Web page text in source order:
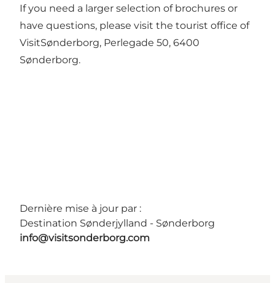
If you need a larger selection of brochures or
have questions, please visit the tourist office of
VisitSønderborg, Perlegade 50, 6400
Sønderborg.
Dernière mise à jour par :
Destination Sønderjylland - Sønderborg
info@visitsonderborg.com